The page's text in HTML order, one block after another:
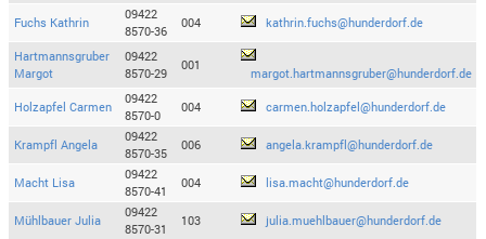
Fuchs Kathrin
09422
8570-36
004 kathrin.fuchs@hunderdorf.de
Hartmannsgruber
Margot
09422
8570-29
001
margot.hartmannsgruber@hunderdorf.de
Holzapfel Carmen
09422
8570-0
004 carmen.holzapfel@hunderdorf.de
Krampfl Angela
09422
8570-35
006 angela.krampfl@hunderdorf.de
Macht Lisa
09422
8570-41
004 lisa.macht@hunderdorf.de
Mühlbauer Julia
09422
8570-31
103 julia.muehlbauer@hunderdorf.de